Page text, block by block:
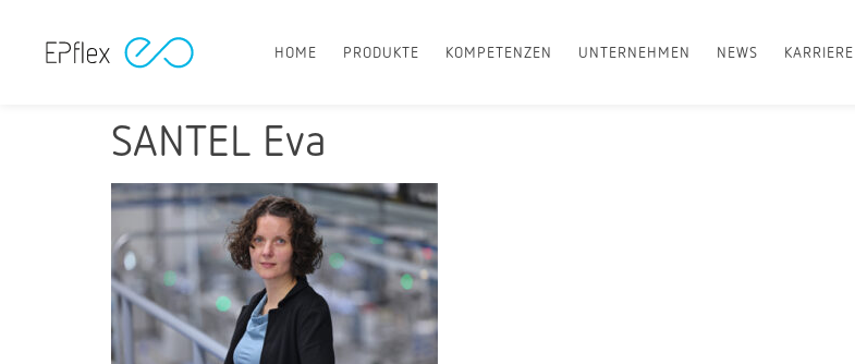
HOME PRODUKTE KOMPETENZEN UNTERNEHMEN NEWS
SANTEL Eva